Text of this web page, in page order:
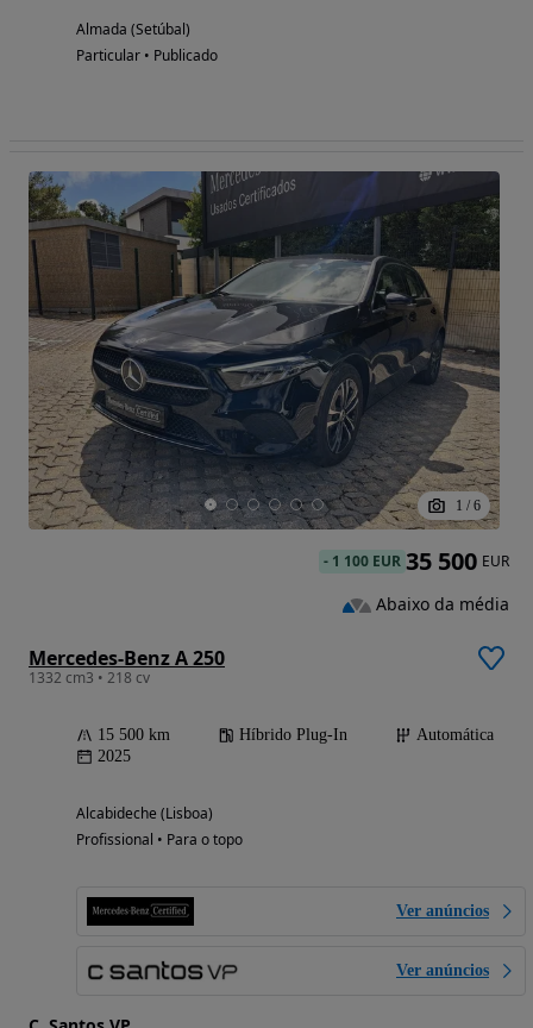
Almada (Setúbal)
Particular • Publicado
1 / 6
Mercedes-Benz A 250
1332 cm3 • 218 cv
15 500 km Híbrido Plug-In
Automática
2025
Alcabideche (Lisboa)
Profissional • Para o topo
Ver anúncios
Ver anúncios
- 1 100 EUR 35 500 EUR
Abaixo da média